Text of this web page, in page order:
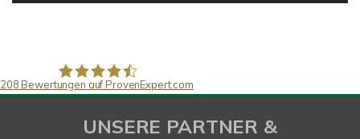
SAW Immobilien
208 Bewertungen auf ProvenExpert.com
UNSERE PARTNER &